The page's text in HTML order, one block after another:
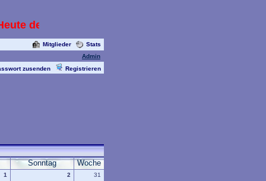
den 14.05.2013 mit Livecam die alle paar
Mitglieder
Stats
Admin
zusenden Registrieren
Sonntag Woche
1 2 31